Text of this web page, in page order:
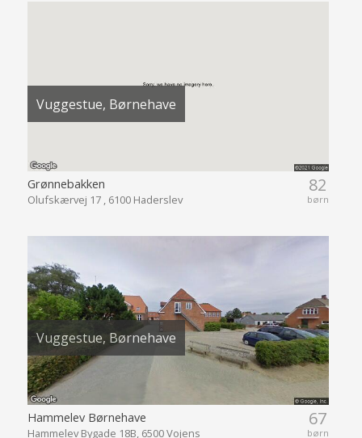
Vuggestue, Børnehave
82
børn
Grønnebakken
Olufskærvej 17 , 6100 Haderslev
Vuggestue, Børnehave
67
børn
Hammelev Børnehave
Hammelev Bygade 18B, 6500 Vojens